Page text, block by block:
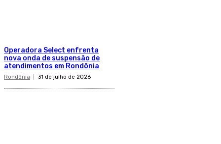
Operadora Select enfrenta
nova onda de suspensão de
atendimentos em Rondônia
Rondônia 31 de julho de 2026